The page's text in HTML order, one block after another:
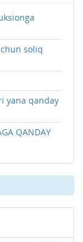
soliq
yana qanday
QANDAY